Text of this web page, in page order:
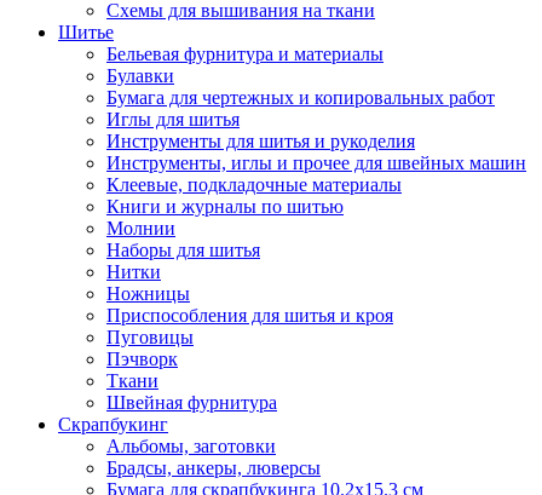
Схемы для вышивания на ткани
Шитье
Бельевая фурнитура и материалы
Булавки
Бумага для чертежных и копировальных работ
Иглы для шитья
Инструменты для шитья и рукоделия
Инструменты, иглы и прочее для швейных машин
Клеевые, подкладочные материалы
Книги и журналы по шитью
Молнии
Наборы для шитья
Нитки
Ножницы
Приспособления для шитья и кроя
Пуговицы
Пэчворк
Ткани
Швейная фурнитура
Скрапбукинг
Альбомы, заготовки
Брадсы, анкеры, люверсы
Бумага для скрапбукинга 10.2х15.3 см